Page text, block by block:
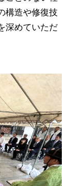
構造や修復技
深めていただ